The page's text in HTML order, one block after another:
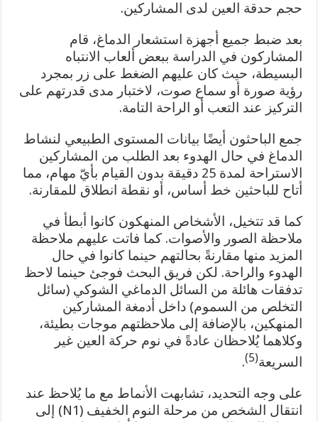
حجم حدقة العين لدى المشاركين.
بعد ضبط جميع أجهزة استشعار الدماغ، قام
المشاركون في الدراسة ببعض ألعاب الانتباه
البسيطة، حيث كان عليهم الضغط على زر بمجرد
رؤية صورة أو سماع صوت، لاختبار مدى قدرتهم على
التركيز عند التعب أو الراحة التامة.
جمع الباحثون أيضًا بيانات المستوى الطبيعي لنشاط
الدماغ في حال الهدوء بعد الطلب من المشاركين
الاستراحة لمدة 25 دقيقة بدون القيام بأيّ مهام، مما
أتاح للباحثين خط أساس، أو نقطة انطلاق للمقارنة.
كما قد تتخيل، الأشخاص المنهكون كانوا أبطأ في
ملاحظة الصور والأصوات. كما فاتت عليهم ملاحظة
المزيد منها مقارنةً بحالتهم حينما كانوا في حال
الهدوء والراحة. لكن فريق البحث فوجئ حينما لاحظ
تدفقات هائلة من السائل الدماغي الشوكي (سائل
التخلص من السموم) داخل أدمغة المشاركين
المنهكين، بالإضافة إلى ملاحظتهم موجات بطيئة،
وكلاهما يُلاحظان عادةً في نوم حركة العين غير
السريعة(5)
.
على وجه التحديد، تشابهت الأنماط مع ما يُلاحظ عند
انتقال الشخص من مرحلة النوم الخفيف (N1) إلى